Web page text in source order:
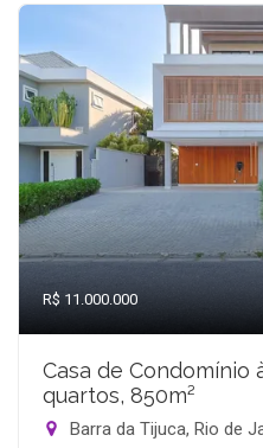
R$ 11.000.000
Casa de Condomínio
quartos, 850m²
Barra da Tijuca, Rio de